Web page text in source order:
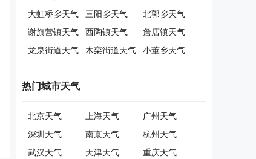
大虹桥乡天气
三阳乡天气
北郭乡天气
谢旗营镇天气
西陶镇天气
詹店镇天气
龙泉街道天气
木栾街道天气 小董乡天气
热门城市天气
北京天气 上海天气
广州天气
深圳天气
南京天气
杭州天气
武汉天气
天津天气 重庆天气